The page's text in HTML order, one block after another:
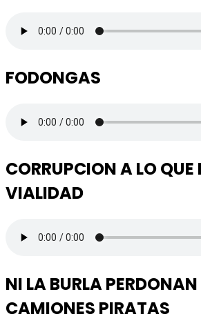
FODONGAS
CORRUPCION A LO QUE
VIALIDAD
NI LA BURLA
CAMIONES PIRATAS